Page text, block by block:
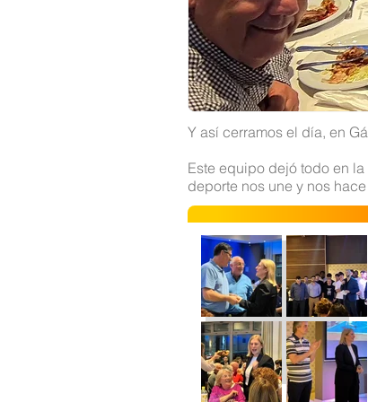
Y así cerramos el día, en
Este equipo dejó todo en
deporte nos une y nos